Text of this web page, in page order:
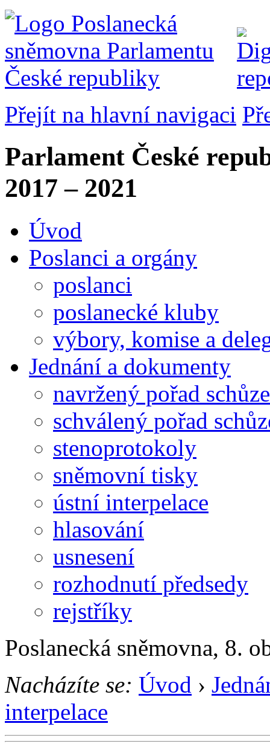
Přejít na hlavní navigaci
Parlament České
2017 – 2021
Úvod
Poslanci a orgány
poslanci
poslanecké kluby
výbory, komise a
Jednání a dokumenty
navržený pořad schůze
schválený pořad
stenoprotokoly
sněmovní tisky
ústní interpelace
hlasování
usnesení
rozhodnutí předsedy
rejstříky
Poslanecká sněmovna, 8.
Nacházíte se: Úvod ›
interpelace